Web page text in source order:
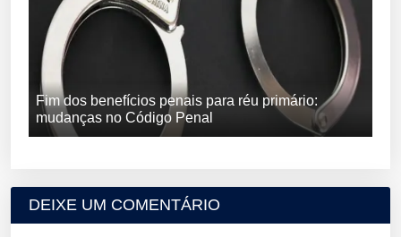
Fim dos benefícios penais para réu primário:
mudanças no Código Penal
DEIXE UM COMENTÁRIO